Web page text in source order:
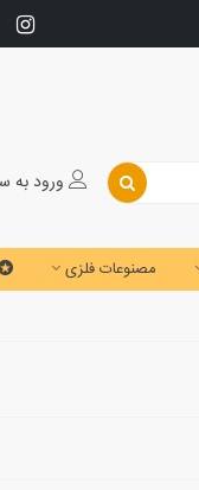
ورود به
مصنوعات فلزی